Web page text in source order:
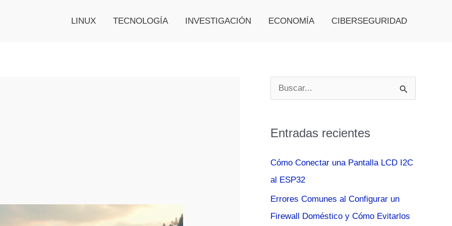
LINUX TECNOLOGÍA INVESTIGACIÓN ECONOMÍA CIBERSEGURIDAD
u
c
o
r
Entradas recientes
Cómo Conectar una Pantalla LCD I2C
al ESP32
Errores Comunes al Configurar un
Firewall Doméstico y Cómo Evitarlos